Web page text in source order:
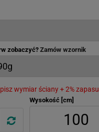
zobaczyć?Zamów wzornik
wymiar ściany + 2% zapasu
Wysokość [cm]